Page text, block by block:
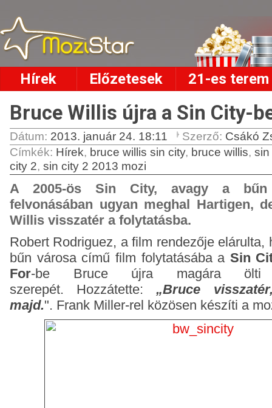
Hírek Előzetesek 21-es terem
Bruce Willis újra a Sin City-
Dátum: 2013. január 24. 18:11 Szerző: Csákó
Címkék: Hírek, bruce willis sin city, bruce willis, sin
city 2, sin city 2 2013 mozi
A 2005-ös Sin City, avagy a bűn
felvonásában ugyan meghal Hartigen,
Willis visszatér a folytatásba.
Robert Rodriguez, a film rendezője
bűn városa című film folytatásába a Sin
For-be Bruce újra magára ölti
szerepét. Hozzátette:„Bruce
majd.". Frank Miller-rel közösen készíti a